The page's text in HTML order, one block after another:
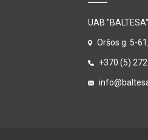
UAB "BALTESA"
Oršos g. 5-
+370 (5)